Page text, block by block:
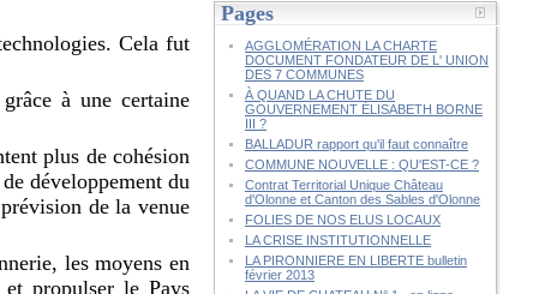
Cela fut
à une certaine
plus de cohésion
développement du
de la venue
les moyens en
propulser le Pays
Pages
AGGLOMÉRATION LA CHARTE
DOCUMENT FONDATEUR DE L' UNION
DES 7 COMMUNES
À QUAND LA CHUTE DU
GOUVERNEMENT ÉLISABETH BORNE
III ?
BALLADUR rapport qu'il faut connaître
COMMUNE NOUVELLE : QU'EST-CE ?
Contrat Territorial Unique Château
d'Olonne et Canton des Sables d'Olonne
FOLIES DE NOS ELUS LOCAUX
LA CRISE INSTITUTIONNELLE
LA PIRONNIERE EN LIBERTE bulletin
février 2013